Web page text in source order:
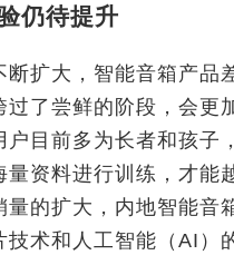
仍待提升
断扩大，智能音箱产品
了尝鲜的阶段，会更
目前多为长者和孩子
资料进行训练，才能
量的扩大，内地智能
技术和人工智能（AI）